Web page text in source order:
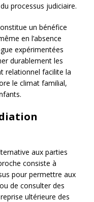
processus judiciaire.
un bénéfice
en l’absence
expérimentées
durablement les
relationnel facilite la
le climat familial,
aux parties
consiste à
pour permettre aux
ou de consulter des
ultérieure des